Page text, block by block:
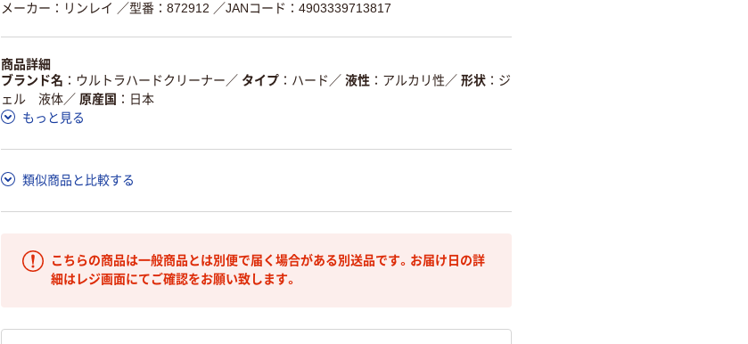
メーカー：リンレイ ／型番：872912 ／JANコード：4903339713817
商品詳細
ブランド名
ウルトラハードクリーナー ／ タイプ ハード ／ 液性 アルカリ性 ／ 形状
ジ
ェル 液体／ 原産国
日本
もっと見る
類似商品と比較する
こちらの商品は一般商品とは別便で届く場合がある別送品です。お届け日の詳
細はレジ画面にてご確認をお願い致します。